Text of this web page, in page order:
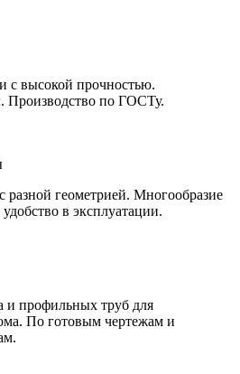
с высокой прочностью.
Производство по ГОСТу.
разной геометрией. Многообразие
в эксплуатации.
и профильных труб для
По готовым чертежам и